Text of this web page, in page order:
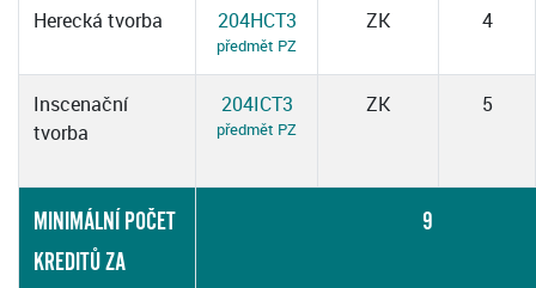
Herecká tvorba 204HCT3
předmět PZ
ZK 4
Inscenační
tvorba
204ICT3
předmět PZ
ZK 5
MINIMÁLNÍ POČET
KREDITŮ ZA
9